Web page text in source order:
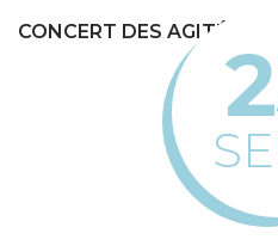
CONCERT DES AGITÉS